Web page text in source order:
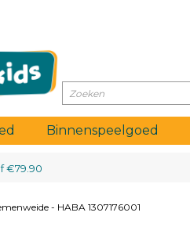
Binnenspeelgoed
€79.90
- HABA 1307176001